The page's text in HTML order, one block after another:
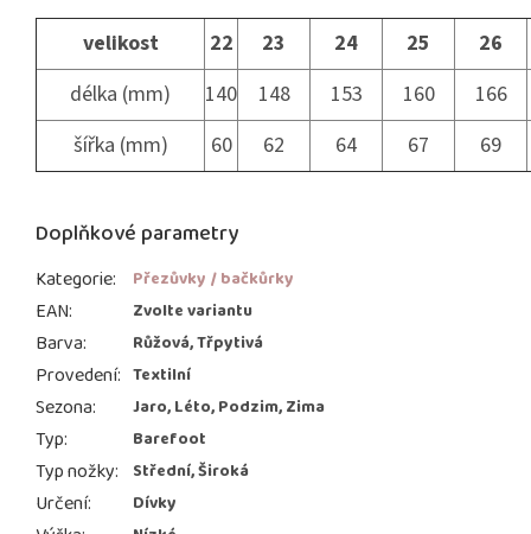
velikost 22 23 24 25
26
délka (mm)
140 148 153 160
166
šířka (mm)
60 62 64 67 69
Doplňkové parametry
Kategorie: Přezůvky / bačkůrky
EAN: Zvolte variantu
Barva: Růžová, Třpytivá
Provedení: Textilní
Sezona: Jaro, Léto, Podzim, Zima
Typ: Barefoot
Typ nožky: Střední, Široká
Určení: Dívky